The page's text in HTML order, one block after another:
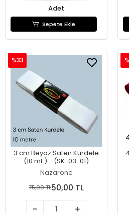
Adet
Sepete Ekle
3 cm Beyaz Saten Kurdele
(10 mt.) - (SK-03-01)
Nazarone
%33
75,00 TL50,00 TL